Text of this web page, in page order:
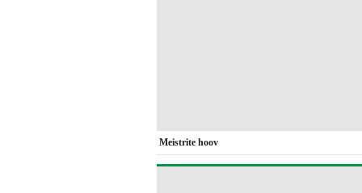
Meistrite hoov